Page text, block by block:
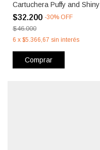
Cartuchera Puffy and Shiny
$32.200 -30% OFF
$46.000
6 x $5.366,67 sin interés
Comprar